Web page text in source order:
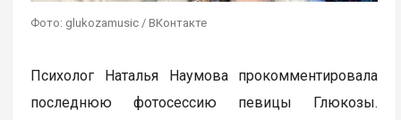
Фото: glukozamusic / ВКонтакте
Психолог Наталья Наумова прокомментировала
последнюю фотосессию певицы Глюкозы.